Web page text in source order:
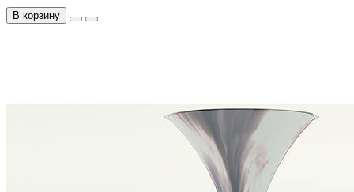
В корзину